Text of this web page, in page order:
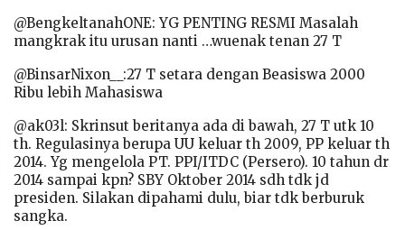
@BengkeltanahONE: YG PENTING RESMI Masalah
mangkrak itu urusan nanti …wuenak tenan 27 T
@BinsarNixon__:27 T setara dengan Beasiswa 2000
Ribu lebih Mahasiswa
@ak03l: Skrinsut beritanya ada di bawah, 27 T utk 10
th. Regulasinya berupa UU keluar th 2009, PP keluar th
2014. Yg mengelola PT. PPI/ITDC (Persero). 10 tahun dr
2014 sampai kpn? SBY Oktober 2014 sdh tdk jd
presiden. Silakan dipahami dulu, biar tdk berburuk
sangka.